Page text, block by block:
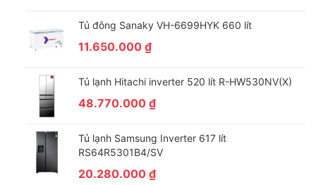
*Hình ảnh chỉ mang tính chất minh họa
Khối lượng giặt và chương trình giặt
dụng cho những gia đình đông thành viên,từ 5 – 7 ngườinhờ
khả năng
giặt với khối lượng 9.5 kg và sấy với khối lượng 6
kiện thời tiết ra sao.
– Trang bị đến16 chương trình giặt
lựa chọn đa dạng phù hợp với đặc điểm đồ giặt như mỏng cho
Tủ đông Sanaky VH-6699HYK 660 lít
11.650.000 ₫
Tủ lạnh Hitachi inverter 520 lít R-HW530NV(X)
48.770.000 ₫
Tủ lạnh Samsung Inverter 617 lít
RS64R5301B4/SV
20.280.000 ₫